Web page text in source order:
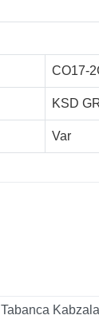
CO17-
KSD
Var
Tabanca